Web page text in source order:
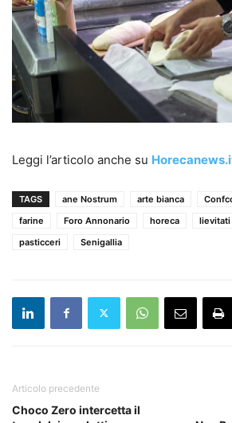
Leggi l’articolo anche su
TAGS ane Nostrum arte bianca
farine
Foro Annonario horeca lievitati
pasticceri
Senigallia
Articolo precedente
Choco Zero intercetta il